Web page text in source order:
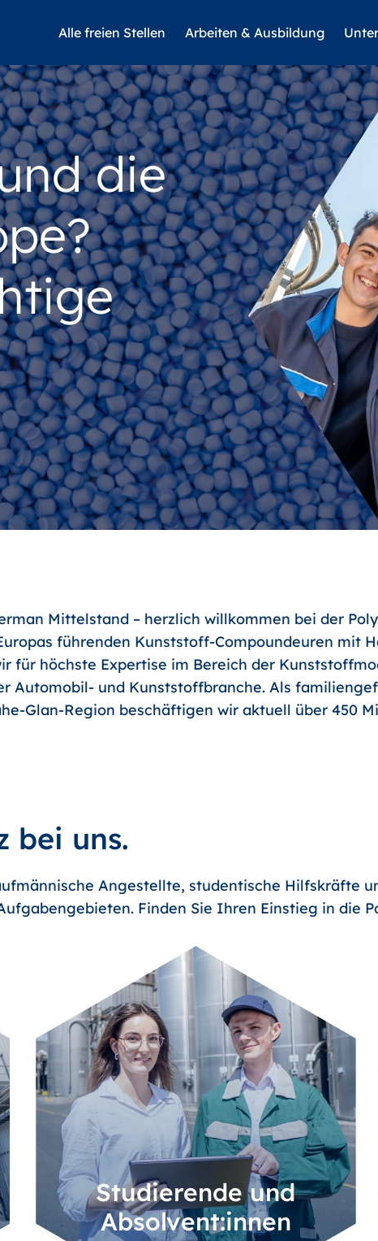
Alle freien Stellen Arbeiten & Ausbildung
die
Mittelstand – herzlich willkommen bei der
führenden Kunststoff-Compoundeuren mit
für höchste Expertise im Bereich der
Automobil- und Kunststoffbranche. Als
Glan-Region beschäftigen wir aktuell über 450
bei uns.
Angestellte, studentische Hilfskräfte
Finden Sie Ihren Einstieg in die
Studierende und
Absolvent:innen